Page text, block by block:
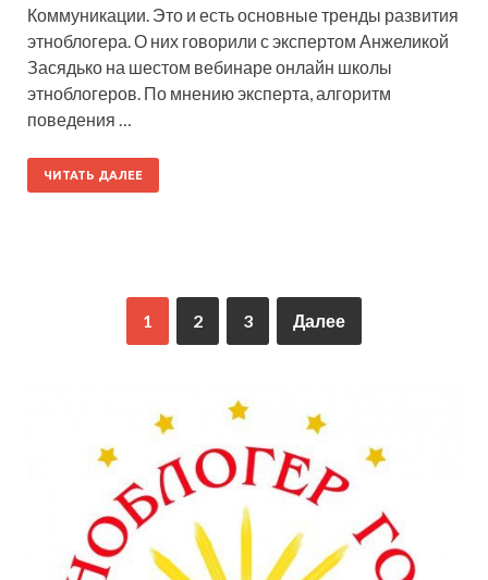
Коммуникации. Это и есть основные тренды развития
этноблогера. О них говорили с экспертом Анжеликой
Засядько на шестом вебинаре онлайн школы
этноблогеров. По мнению эксперта, алгоритм
поведения …
ЧИТАТЬ ДАЛЕЕ
1 2 3 Далее